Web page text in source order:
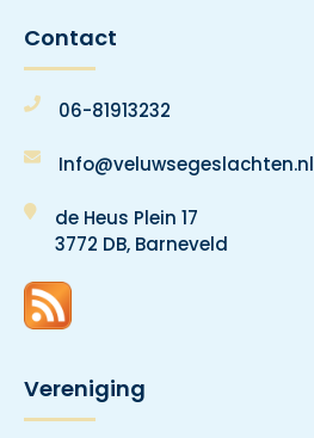
Contact
06-81913232
Info@veluwsegeslachten.nl
de Heus Plein 17
3772 DB, Barneveld
Vereniging